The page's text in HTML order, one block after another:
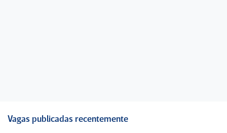
Vagas publicadas recentemente